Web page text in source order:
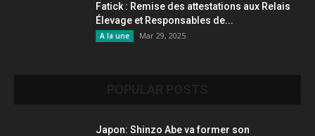
Fatick : Remise des attestations aux Relais
Élevage et Responsables de...
A la une Mar 29, 2025
Japon: Shinzo Abe va former son